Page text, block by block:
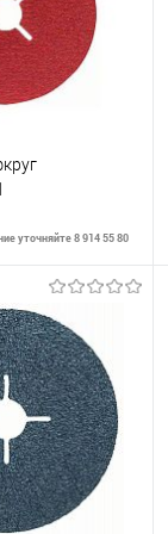
уточняйте 8 914 55 80
В наличии